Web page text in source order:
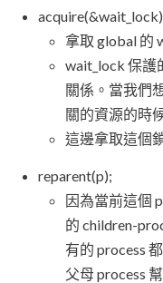
acquire(&wait_lock)
拿取 global 的
wait_lock 保護
關係。當我們
關的資源的時
這邊拿取這個
reparent(p);
因為當前這個
的 children-
有的 process
父母 process